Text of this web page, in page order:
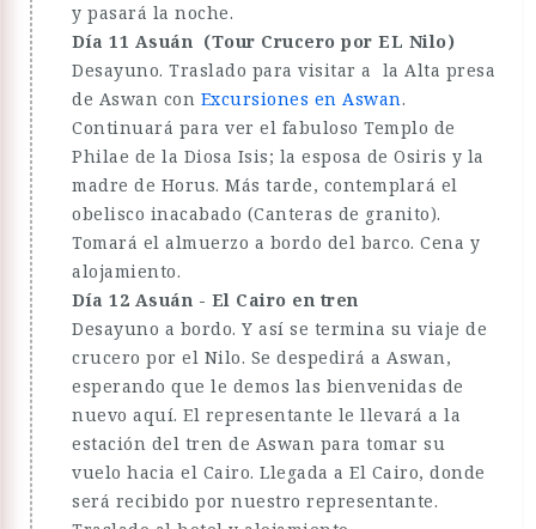
y pasará la noche.
Día 11 Asuán (Tour Crucero por EL Nilo)
Desayuno. Traslado para visitar a la Alta presa
de Aswan con Excursiones en Aswan.
Continuará para ver el fabuloso Templo de
Philae de la Diosa Isis; la esposa de Osiris y la
madre de Horus. Más tarde, contemplará el
obelisco inacabado (Canteras de granito).
Tomará el almuerzo a bordo del barco. Cena y
alojamiento.
Día 12 Asuán - El Cairo en tren
Desayuno a bordo. Y así se termina su viaje de
crucero por el Nilo. Se despedirá a Aswan,
esperando que le demos las bienvenidas de
nuevo aquí. El representante le llevará a la
estación del tren de Aswan para tomar su
vuelo hacia el Cairo. Llegada a El Cairo, donde
será recibido por nuestro representante.